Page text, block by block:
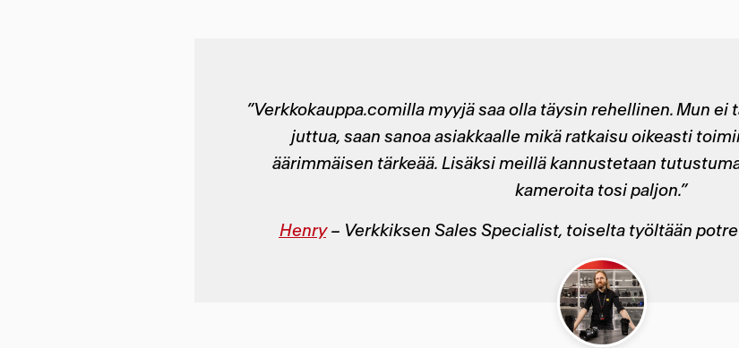
”Verkkokauppa.comillamyyjä saa olla täysin rehellinen. Mun ei
juttua, saan sanoa asiakkaalle mikä ratkaisu oikeasti
äärimmäisen tärkeää. Lisäksi meillä kannustetaan
kameroita tosi paljon.”
Henry– Verkkiksen Sales Specialist, toiselta työltään